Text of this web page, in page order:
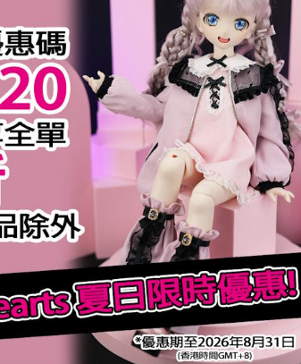
完售
MD000437 撲克小丑 Q [MSD]
$84.90
MD000439